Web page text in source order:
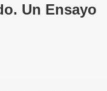
Un Ensayo